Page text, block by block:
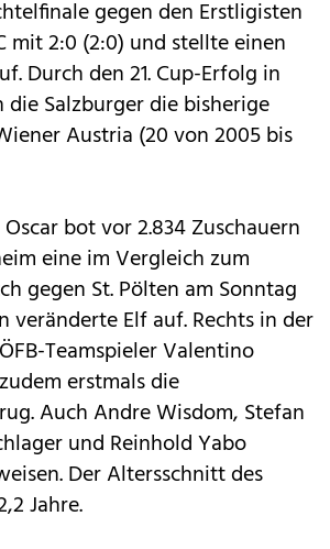
gegen den Erstligisten
mit 2:0 (2:0) und stellte einen
Durch den 21. Cup-Erfolg in
Salzburger die bisherige
Austria (20 von 2005 bis
bot vor 2.834 Zuschauern
eine im Vergleich zum
gegen St. Pölten am Sonntag
veränderte Elf auf. Rechts in der
Teamspieler Valentino
erstmals die
Auch Andre Wisdom, Stefan
und Reinhold Yabo
Der Altersschnitt des
Jahre.